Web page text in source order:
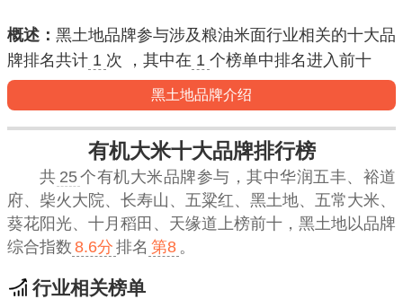
概述： 黑土地品牌参与涉及粮油米面行业相关的十大品
牌排名共计 1 次 ，其中在 1 个榜单中排名进入前十
黑土地品牌介绍
有机大米十大品牌排行榜
共 25个有机大米品牌参与，其中华润五丰、裕道
府、柴火大院、长寿山、五粱红、黑土地、五常大米、
葵花阳光、十月稻田、天缘道上榜前十， 黑土地以品牌
综合指数 8.6分 排名 第8 。
行业相关榜单